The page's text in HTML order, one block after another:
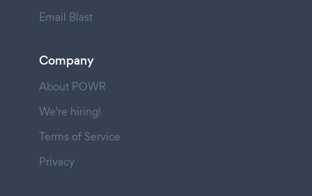
Email Blast
Company
About POWR
We're hiring!
Terms of Service
Privacy